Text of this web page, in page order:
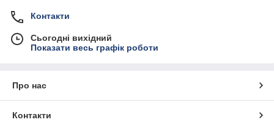
Контакти
Сьогодні вихідний
Показати весь графік роботи
Про нас
Контакти